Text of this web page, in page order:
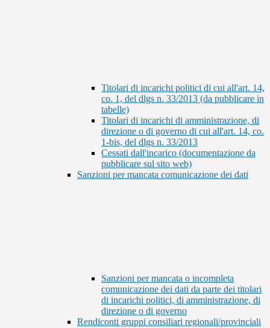
Titolari di incarichi politici di cui all'art. 14,
co. 1, del dlgs n. 33/2013 (da pubblicare in
tabelle)
Titolari di incarichi di amministrazione, di
direzione o di governo di cui all'art. 14, co.
1-bis, del dlgs n. 33/2013
Cessati dall'incarico (documentazione da
pubblicare sul sito web)
Sanzioni per mancata comunicazione dei dati
Sanzioni per mancata o incompleta
comunicazione dei dati da parte dei titolari
di incarichi politici, di amministrazione, di
direzione o di governo
Rendiconti gruppi consiliari regionali/provinciali